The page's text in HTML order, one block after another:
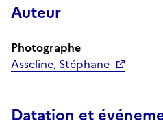
Auteur
Photographe
Asseline, Stéphane
Datation et